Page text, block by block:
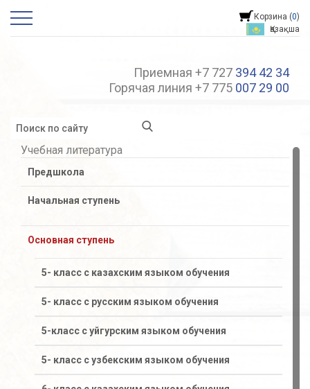
Корзина (0)
Қазақша
Приемная +7 727 394 42 34
Горячая линия +7 775 007 29 00
Учебная литература
Предшкола
Начальная ступень
Основная ступень
5- класс с казахским языком обучения
5- класс с русским языком обучения
5-класс с уйгурским языком обучения
5- класс с узбекским языком обучения